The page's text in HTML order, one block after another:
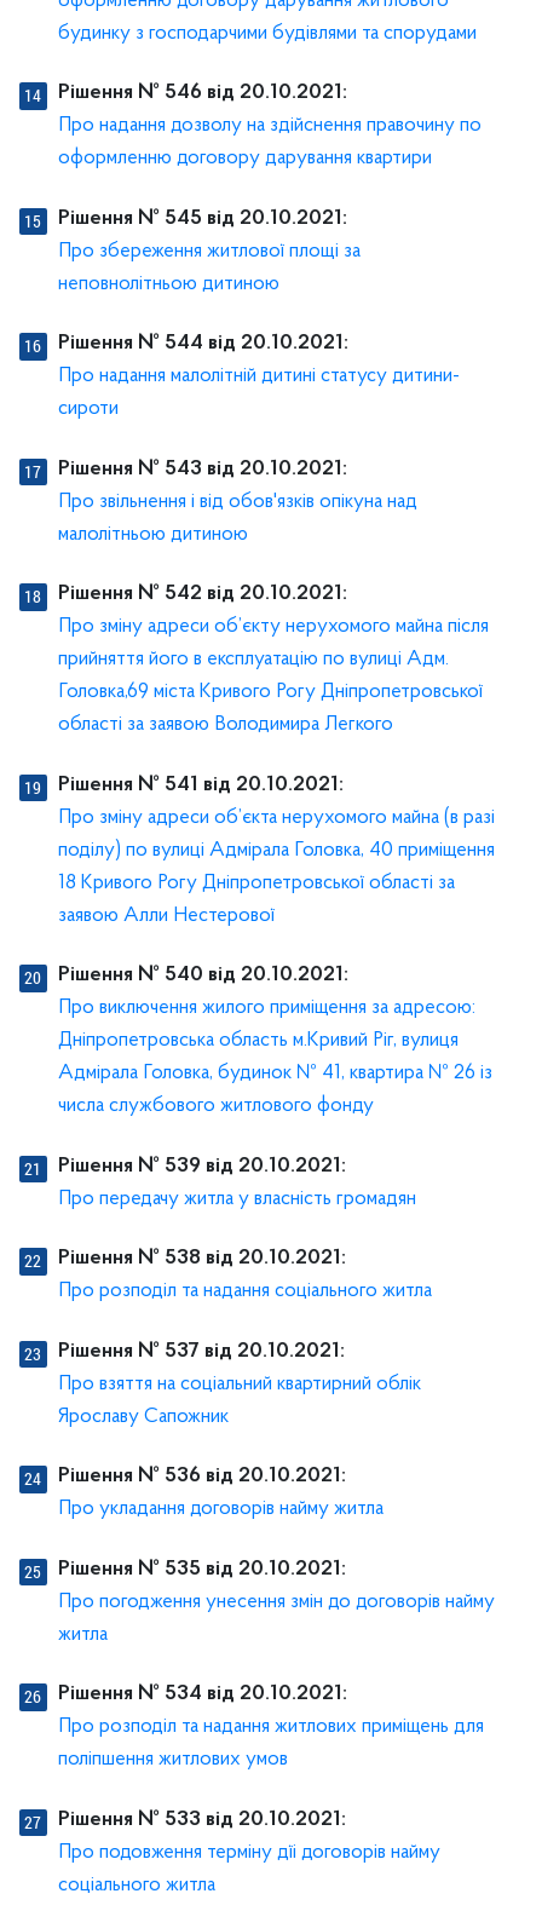
будинку з господарчими будівлями та спорудами
Рішення № 546 від 20.10.2021:
Про надання дозволу на здійснення правочину по
оформленню договору дарування квартири
Рішення № 545 від 20.10.2021:
Про збереження житлової площі за
неповнолітньою дитиною
Рішення № 544 від 20.10.2021:
Про надання малолітній дитині статусу дитини-
сироти
Рішення № 543 від 20.10.2021:
Про звільнення і від обов'язків опікуна над
малолітньою дитиною
Рішення № 542 від 20.10.2021:
Про зміну адреси об’єкту нерухомого майна після
прийняття його в експлуатацію по вулиці Адм.
Головка,69 міста Кривого Рогу Дніпропетровської
області за заявою Володимира Легкого
Рішення № 541 від 20.10.2021:
Про зміну адреси об’єкта нерухомого майна (в разі
поділу) по вулиці Адмірала Головка, 40 приміщення
18 Кривого Рогу Дніпропетровської області за
заявою Алли Нестерової
Рішення № 540 від 20.10.2021:
Про виключення жилого приміщення за адресою:
Дніпропетровська область м.Кривий Ріг, вулиця
Адмірала Головка, будинок № 41, квартира № 26 із
числа службового житлового фонду
Рішення № 539 від 20.10.2021:
Про передачу житла у власність громадян
Рішення № 538 від 20.10.2021:
Про розподіл та надання соціального житла
Рішення № 537 від 20.10.2021:
Про взяття на соціальний квартирний облік
Ярославу Сапожник
Рішення № 536 від 20.10.2021:
Про укладання договорів найму житла
Рішення № 535 від 20.10.2021:
Про погодження унесення змін до договорів найму
житла
Рішення № 534 від 20.10.2021:
Про розподіл та надання житлових приміщень для
поліпшення житлових умов
Рішення № 533 від 20.10.2021:
Про подовження терміну дїі договорів найму
соціального житла